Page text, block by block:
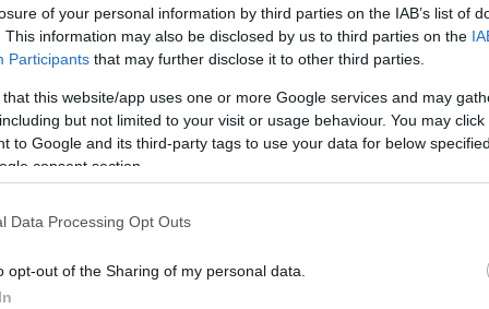
of your personal information by third parties on the IAB’s list of
This information may also be disclosed by us to third parties on the
Participants that may further disclose it to other third parties.
that this website/app uses one or more Google services and may
but not limited to your visit or usage behaviour. You may
to Google and its third-party tags to use your data for below
consent section.
Data Processing Opt Outs
opt-out of the Sharing of my personal data.
dodajte dobro sazreo kompost ili granulirani konjski stajnjak. To će